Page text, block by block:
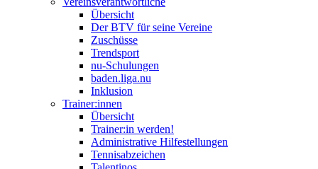
Übersicht
Der BTV für seine Vereine
Zuschüsse
Trendsport
nu-Schulungen
baden.liga.nu
Inklusion
Trainer:innen
Übersicht
Trainer:in werden!
Administrative Hilfestellungen
Tennisabzeichen